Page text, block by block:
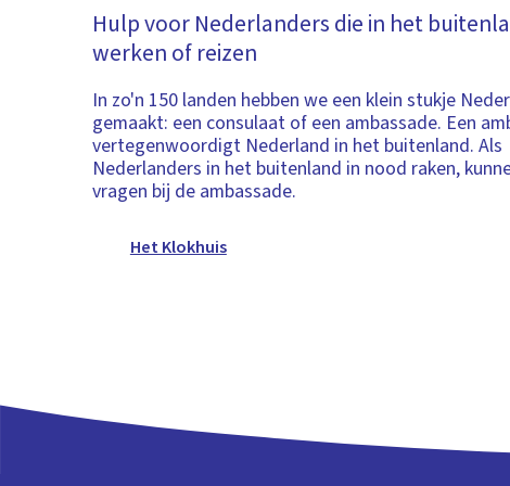
Hulp voor Nederlanders die in het
werken of reizen
In zo'n 150 landen hebben we een klein stukje
gemaakt: een consulaat of een ambassade. Een
vertegenwoordigt Nederland in het buitenland. Als
Nederlanders in het buitenland in nood raken,
vragen bij de ambassade.
Het Klokhuis